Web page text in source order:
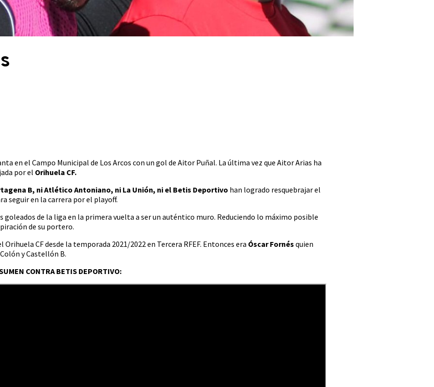
en el Campo Municipal de Los Arcos con un gol de Aitor Puñal. La última vez que Aitor Arias ha
por el Orihuela CF.
B, ni Atlético Antoniano, ni La Unión, ni el Betis Deportivo han logrado resquebrajar el
seguir en la carrera por el playoff.
goleados de la liga en la primera vuelta a ser un auténtico muro. Reduciendo lo máximo posible
de su portero.
CF desde la temporada 2021/2022 en Tercera RFEF. Entonces era Óscar Fornés quien
y Castellón B.
CONTRA BETIS DEPORTIVO: